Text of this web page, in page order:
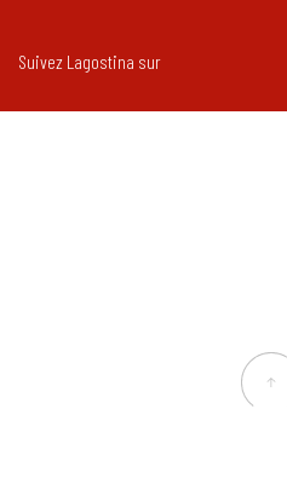
Suivez Lagostina sur